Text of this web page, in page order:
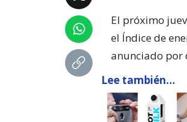
El próximo
el Índice de
anunciado por
Lee también...